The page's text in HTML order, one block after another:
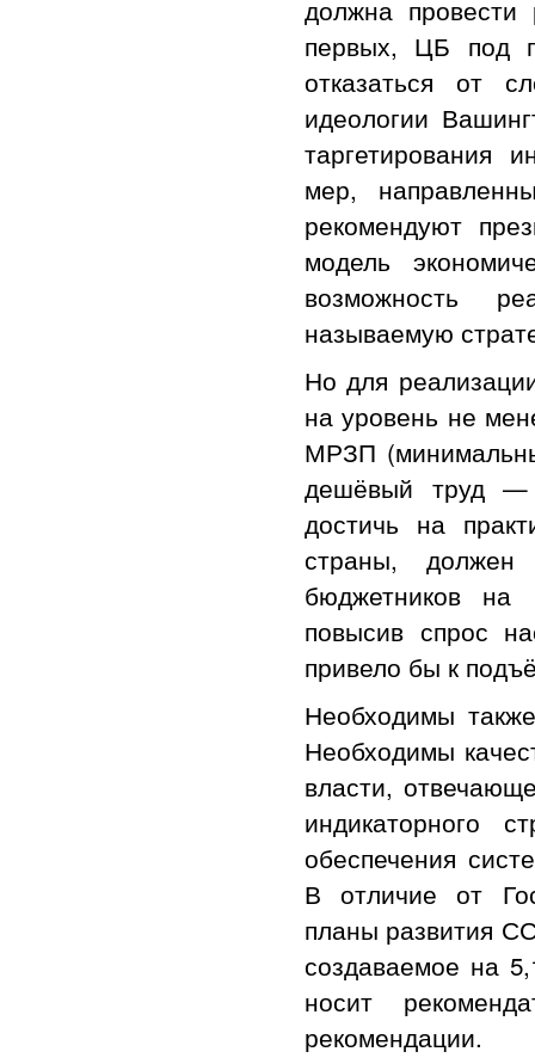
должна
первых, ЦБ под
отказаться от
идеологии
таргетирования
мер,
рекомендуют
модель
возможность
называемую
Но для
на уровень не
МРЗП
дешёвый труд —
достичь на
страны, должен
бюджетников на
повысив спрос
привело бы к
Необходимы
Необходимы
власти,
индикаторного
обеспечения
В отличие от
планы развития
создаваемое на
носит
рекомендации.